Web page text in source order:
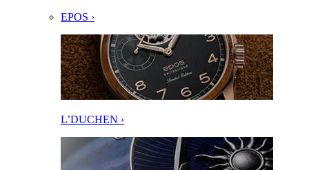
EPOS ›
L’DUCHEN ›